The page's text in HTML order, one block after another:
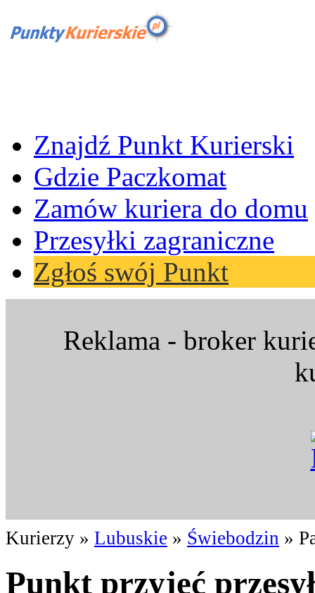
Znajdź Punkt Kurierski
Gdzie Paczkomat
Zamów kuriera do domu
Przesyłki zagraniczne
Zgłoś swój Punkt
Reklama - broker
Kurierzy » Lubuskie » Świebodzin »
Punkt przyjęć